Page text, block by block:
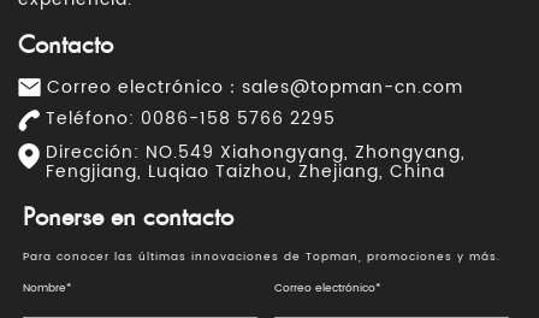
Contacto
Correo electrónico： sales@topman-cn.com
Teléfono: 0086-158 5766 2295
Dirección: NO.549 Xiahongyang, Zhongyang,
Fengjiang, Luqiao Taizhou, Zhejiang, China
Ponerse en contacto
Para conocer las últimas innovaciones de Topman, promociones y más.